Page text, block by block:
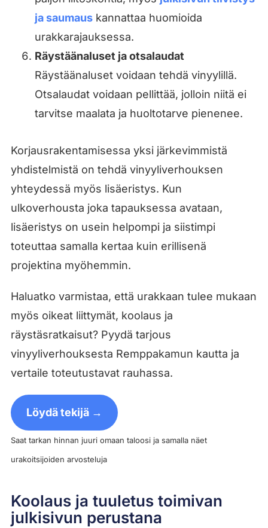
ja saumauskannattaa huomioida
urakkarajauksessa.
Räystäänaluset ja otsalaudat
Räystäänaluset voidaan tehdä vinyylillä.
Otsalaudat voidaan pellittää, jolloin niitä ei
tarvitse maalata ja huoltotarve pienenee.
Korjausrakentamisessa yksi järkevimmistä
yhdistelmistä on tehdä vinyyliverhouksen
yhteydessä myös lisäeristys. Kun
ulkoverhousta joka tapauksessa avataan,
lisäeristys on usein helpompi ja siistimpi
toteuttaa samalla kertaa kuin erillisenä
projektina myöhemmin.
Haluatko varmistaa, että urakkaan tulee mukaan
myös oikeat liittymät, koolaus ja
räystäsratkaisut? Pyydä tarjous
vinyyliverhouksesta Remppakamun kautta ja
vertaile toteutustavat rauhassa.
Löydä tekijä →
Saat tarkan hinnan juuri omaan taloosi ja samalla näet
urakoitsijoiden arvosteluja
Koolaus ja tuuletus toimivan
julkisivun perustana